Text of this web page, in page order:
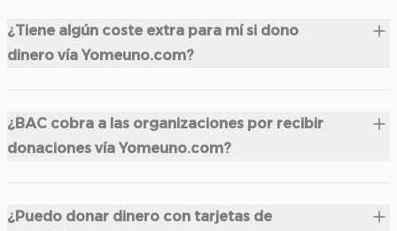
¿Tiene algún coste extra para mí si dono
dinero vía Yomeuno.com?
¿BAC cobra a las organizaciones por recibir
donaciones vía Yomeuno.com?
¿Puedo donar dinero con tarjetas de